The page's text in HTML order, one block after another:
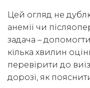
Цей огляд не
анемії чи
задача –
кілька хвилин
перевірити до
дорозі, як